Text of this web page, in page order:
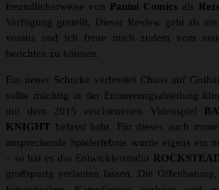
freundlicherweise von Panini Comics als
Verfügung gestellt. Dieser Review geht als
voraus und ich freue mich zudem vom
berichten zu können.
Ein neuer Schurke verbreitet Chaos auf
sollte mächtig in der Erinnerungsabteilung
mit dem 2015 erschienenen Videospiel
KNIGHT befasst habt. Für dieses auch
ansprechende Spielerlebnis wurde eigens ein
– so hat es das Entwicklerstudio
großspurig verlauten lassen. Die